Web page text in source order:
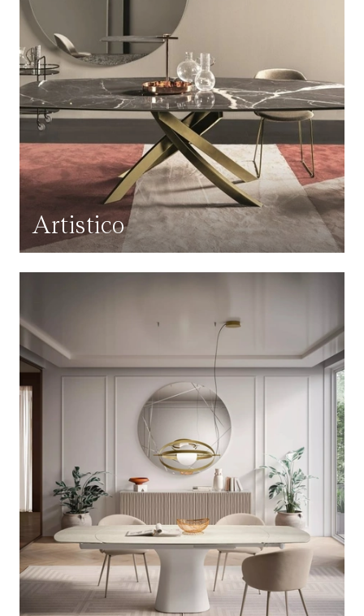
Artistico